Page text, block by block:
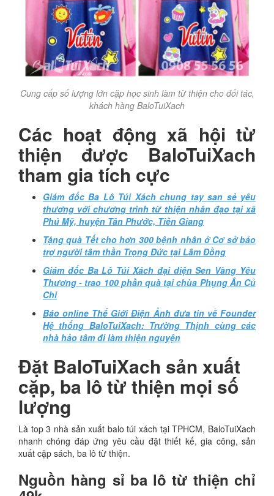
Cung cấp số lượng lớn cặp học sinh làm từ thiện cho đối tác,
khách hàng BaloTuiXach
Các hoạt động xã hội từ
thiện được BaloTuiXach
tham gia tích cực
Giám đốc Ba Lô Túi Xách chung tay san sẻ yêu
thương với chương trình từ thiện nhân đạo tại xã
Phú Mỹ, huyện Tân Phước, Tiền Giang
Tặng quà Tết cho hơn 300 bệnh nhân ở Cơ sở bảo
trợ người tâm thần Trọng Đức tại Lâm Đồng
Giám đốc Ba Lô Túi Xách đại diện Sen Vàng Yêu
Thương - trao 100 phần quà tại chùa Phụng Ân Củ
Chi
Báo online Thế Giới Điện Ảnh đưa tin về Founder
Hệ thống BaloTuiXach: Trường Thịnh cùng các
nhà hảo tâm đi làm thiện nguyện
Đặt BaloTuiXach sản xuất
cặp, ba lô từ thiện mọi số
lượng
Là top 3 nhà sản xuất balo túi xách tại TPHCM, BaloTuiXach
nhanh chóng đáp ứng yêu cầu đặt thiết kế, gia công, sản
xuất cặp sách, ba lô từ thiện.
Nguồn hàng sỉ ba lô từ thiện chỉ